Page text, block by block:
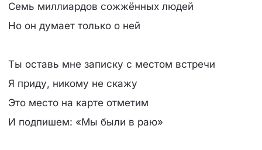
Семь миллиардов сожжённых людей
Но он думает только о ней
Ты оставь мне записку с местом встречи
Я приду, никому не скажу
Это место на карте отметим
И подпишем: «Мы были в раю»